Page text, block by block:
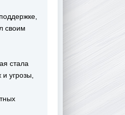
своим
стала
угрозы,